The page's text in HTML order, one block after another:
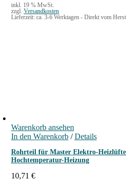
inkl. 19 % MwSt.
zzgl. Versandkosten
Lieferzeit: ca. 3-6 Werktagen - Direkt vom
Warenkorb ansehen
In den Warenkorb / Details
Rohrteil für Master Elektro-
Hochtemperatur-Heizung
10,71 €